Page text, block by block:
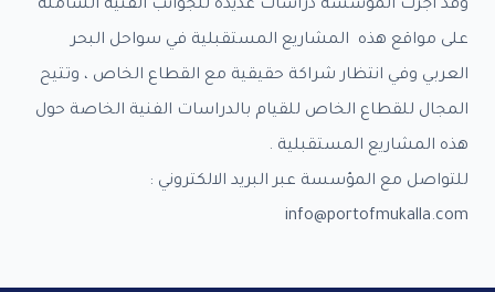
وقد اجرت المؤسسة دراسات عديدة للجوانب الفنية الشاملة
على مواقع هذه المشاريع المستقبلية في سواحل البحر
العربي وفي انتظار شراكة حقيقية مع القطاع الخاص ، وتتيح
المجال للقطاع الخاص للقيام بالدراسات الفنية الخاصة حول
هذه المشاريع المستقبلية .
للتواصل مع المؤسسة عبر البريد الالكتروني :
info@portofmukalla.com